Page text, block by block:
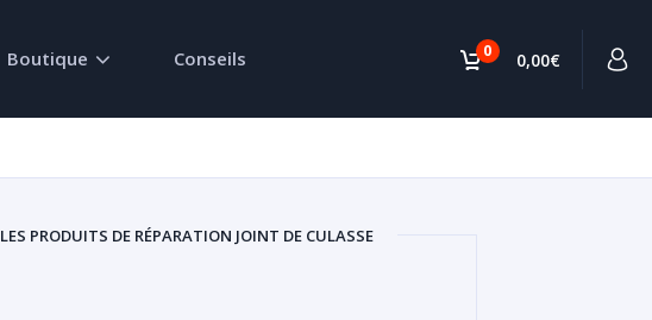
0 0,00€
Boutique Conseils
LES PRODUITS DE RÉPARATION JOINT DE CULASSE